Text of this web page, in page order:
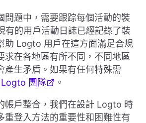
問題中，需要跟踪每個活動的裝
有的用戶活動日誌已經記錄了裝
助 Logto 用戶在這方面滿足合規
求在各地區有所不同，不同地區
產生矛盾。如果有任何特殊需
團隊 。
帳戶整合，我們在設計 Logto 時
重登入方法的重要性和困難性有